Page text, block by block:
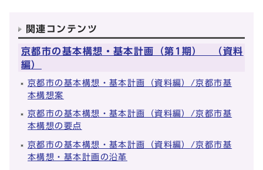
関連コンテンツ
京都市の基本構想・基本計画（第1期） （資料
編）
京都市の基本構想・基本計画（資料編）/京都市基
本構想案
京都市の基本構想・基本計画（資料編）/京都市基
本構想の要点
京都市の基本構想・基本計画（資料編）/京都市基
本構想・基本計画の沿革